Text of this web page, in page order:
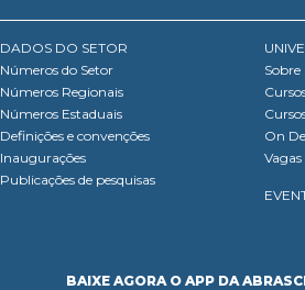
DADOS DO SETOR
Números do Setor
Números Regionais
Números Estaduais
Definições e convenções
Inaugurações
Publicações de pesquisas
Sobre
On
BAIXE AGORA O APP DA